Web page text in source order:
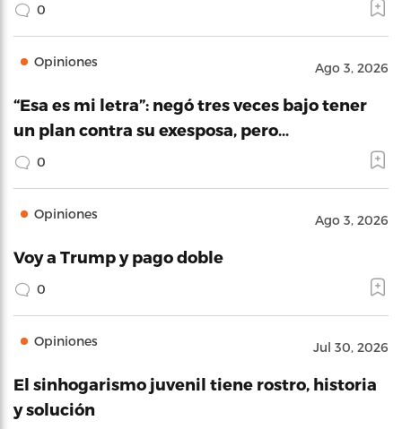
0
Opiniones Ago 3, 2026
“Esa es mi letra”: negó tres veces bajo tener
un plan contra su exesposa, pero…
0
Opiniones Ago 3, 2026
Voy a Trump y pago doble
0
Opiniones Jul 30, 2026
El sinhogarismo juvenil tiene rostro, historia
y solución